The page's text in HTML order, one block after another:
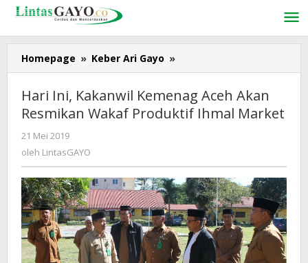
Lewati
konten
Homepage » Keber Ari Gayo »
Ini,
Kemenag
Aceh
Ihmal
Market
Hari Ini, Kakanwil Kemenag Aceh Akan
Resmikan Wakaf Produktif Ihmal Market
21 Mei 2019
LintasGAYO
oleh LintasGAYO